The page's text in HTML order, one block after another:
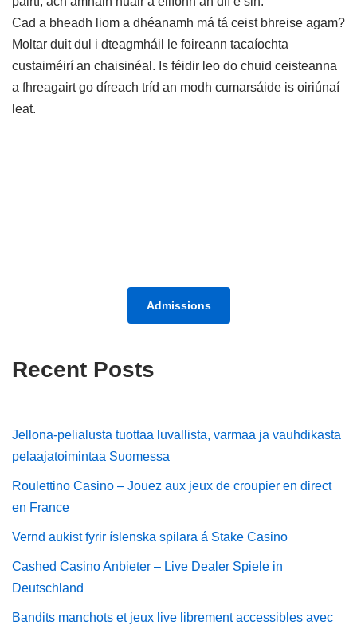
Cad a bheadh liom a dhéanamh má tá ceist bhreise agam?
Moltar duit dul i dteagmháil le foireann tacaíochta
custaiméirí an chaisinéal. Is féidir leo do chuid ceisteanna
a fhreagairt go díreach tríd an modh cumarsáide is oiriúnaí
leat.
Admissions
Recent Posts
Jellona-pelialusta tuottaa luvallista, varmaa ja vauhdikasta
pelaajatoimintaa Suomessa
Roulettino Casino – Jouez aux jeux de croupier en direct
en France
Vernd aukist fyrir íslenska spilara á Stake Casino
Cashed Casino Anbieter – Live Dealer Spiele in
Deutschland
Bandits manchots et jeux live librement accessibles avec